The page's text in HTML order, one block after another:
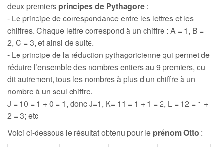
deux premiers principes de Pythagore :
- Le principe de correspondance entre les lettres et les
chiffres. Chaque lettre correspond à un chiffre : A = 1, B =
2, C = 3, et ainsi de suite.
- Le principe de la réduction pythagoricienne qui permet de
réduire l’ensemble des nombres entiers au 9 premiers, ou
dit autrement, tous les nombres à plus d’un chiffre à un
nombre à un seul chiffre.
J = 10 = 1 + 0 = 1, donc J=1, K= 11 = 1 + 1 = 2, L = 12 = 1 +
2 = 3; etc
Voici ci-dessous le résultat obtenu pour le prénom Otto :